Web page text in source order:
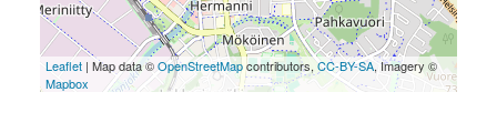
Leaflet| Map data ©OpenStreetMapcontributors,CC-BY-SA, Imagery ©
Mapbox